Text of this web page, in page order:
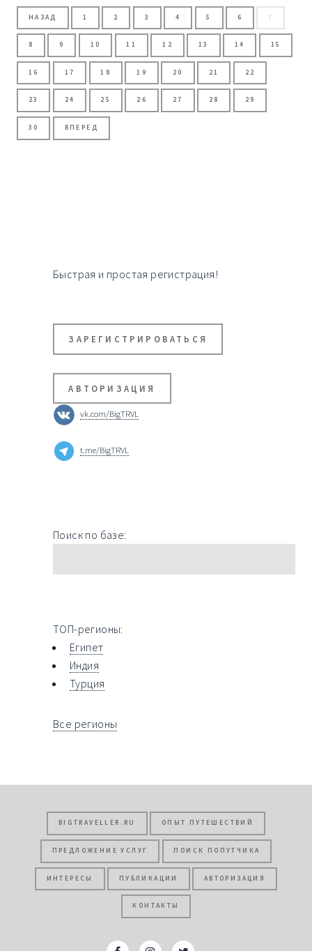
НАЗАД 1 2 3 4 5 6 7
8 9 10 11 12 13 14 15
16 17 18 19 20 21 22
23 24 25 26 27 28 29
30 ВПЕРЕД
Быстрая и простая регистрация!
ЗАРЕГИСТРИРОВАТЬСЯ
АВТОРИЗАЦИЯ
vk.com/BigTRVL
t.me/BigTRVL
Поиск по базе:
ТОП-регионы:
Египет
Индия
Турция
Все регионы
BIGTRAVELLER.RU ОПЫТ ПУТЕШЕСТВИЙ
ПРЕДЛОЖЕНИЕ УСЛУГ ПОИСК ПОПУТЧИКА
ИНТЕРЕСЫ ПУБЛИКАЦИИ АВТОРИЗАЦИЯ
КОНТАКТЫ